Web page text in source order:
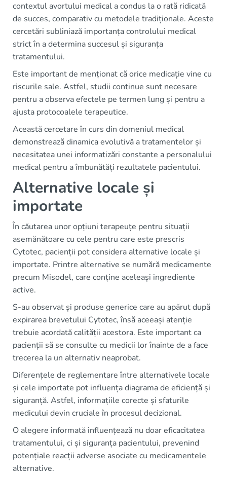
contextul avortului medical a condus la o rată ridicată
de succes, comparativ cu metodele tradiționale. Aceste
cercetări subliniază importanța controlului medical
strict în a determina succesul și siguranța
tratamentului.
Este important de menționat că orice medicație vine cu
riscurile sale. Astfel, studii continue sunt necesare
pentru a observa efectele pe termen lung și pentru a
ajusta protocoalele terapeutice.
Această cercetare în curs din domeniul medical
demonstrează dinamica evolutivă a tratamentelor și
necesitatea unei informatizări constante a personalului
medical pentru a îmbunătăți rezultatele pacientului.
Alternative locale și
importate
În căutarea unor opțiuni terapeuțe pentru situații
asemănătoare cu cele pentru care este prescris
Cytotec, pacienții pot considera alternative locale și
importate. Printre alternative se numără medicamente
precum Misodel, care conține aceleași ingrediente
active.
S-au observat și produse generice care au apărut după
expirarea brevetului Cytotec, însă aceeași atenție
trebuie acordată calității acestora. Este important ca
pacienții să se consulte cu medicii lor înainte de a face
trecerea la un alternativ neaprobat.
Diferențele de reglementare între alternativele locale
și cele importate pot influența diagrama de eficiență și
siguranță. Astfel, informațiile corecte și sfaturile
medicului devin cruciale în procesul decizional.
O alegere informată influențează nu doar eficacitatea
tratamentului, ci și siguranța pacientului, prevenind
potențiale reacții adverse asociate cu medicamentele
alternative.